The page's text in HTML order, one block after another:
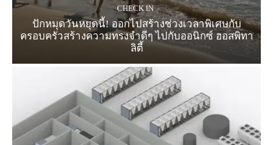
CHECK IN
ปักหมุดวันหยุดนี้! ออกไปสร้างช่วงเวลาพิเศษกับ
ครอบครัวสร้างความทรงจำดีๆ ไปกับออนิกซ์ ฮอสพิทา
ลิตี้